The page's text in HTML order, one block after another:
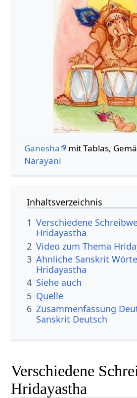
Ganesha
mit Tablas,
Narayani
Inhaltsverzeichnis
1 Verschiedene
Hridayastha
2 Video zum Thema
3 Ähnliche Sanskrit
Hridayastha
4 Siehe auch
5 Quelle
6 Zusammenfassung
Sanskrit Deutsch
Verschiedene
Hridayastha